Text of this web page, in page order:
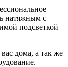
натяжным с
подсветкой
дома, а так же